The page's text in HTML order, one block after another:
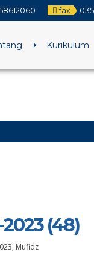
fax
Kurikulum
(48)
, Mufidz